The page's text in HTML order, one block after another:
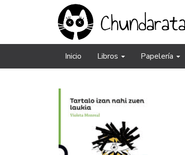
Inicio Libros Papelería